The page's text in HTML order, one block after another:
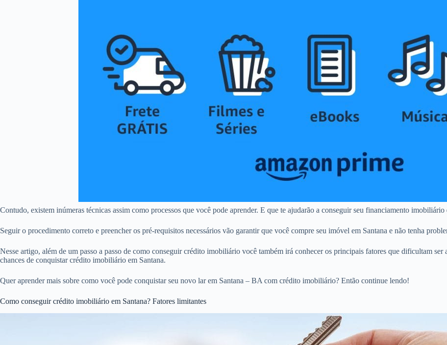
Contudo, existem inúmeras técnicas assim como processos que você pode aprender. E que te ajudarão a conseguir seu financiamento
Seguir o procedimento correto e preencher os pré-requisitos necessários vão garantir que você compre seu imóvel em Santana e não tenha
Nesse artigo, além de um passo a passo de como conseguir crédito imobiliário você também irá conhecer os principais fatores que dificultam ser
chances de conquistar crédito imobiliário em Santana.
Quer aprender mais sobre como você pode conquistar seu novo lar em Santana – BA com crédito imobiliário? Então continue lendo!
Como conseguir crédito imobiliário em Santana? Fatores limitantes